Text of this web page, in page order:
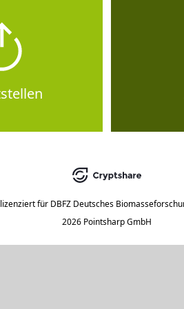
lizenziert für DBFZ Deutsches
2026 Pointsharp GmbH